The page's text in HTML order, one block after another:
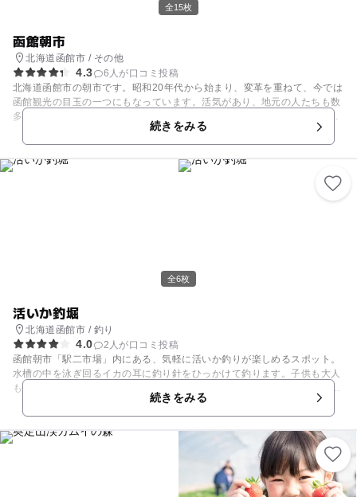
全15枚
函館朝市
北海道函館市 / その他
4.3
6人が口コミ投稿
北海道函館市の朝市です。昭和20年代から始まり、変革を重ねて、今では
函館観光の目玉の一つにもなっています。活気があり、地元の人たちも数
多く訪れるこの場所では、100を超える店舗がひしめいていて、新鮮な海
の幸を思う存分味わうことができます。釣ったイカをその場ですぐにさば
いて、食べることができるイカ釣堀は、小学生のお子様に大人気ですよ。
早朝から開いているので、ちょっぴり早起きして家族で行ってみるのも楽
しそうですね。
続きをみる
全6枚
活いか釣堀
北海道函館市 / 釣り
4.0
2人が口コミ投稿
函館朝市「駅二市場」内にある、気軽に活いか釣りが楽しめるスポット。
水槽の中を泳ぎ回るイカの耳に釣り針をひっかけて釣ります。子供も大人
も楽しめるとあって、場内でも特に多くの人が集まる人気コーナーです。
他の人が釣る様子を見るだけでも十分楽しめるかも♪ 自分で釣ったイカは
2階の食堂に持ち込むと、さばいて刺身にしてくれます。新鮮な活いかの
美味しさをぜひお子さんと一緒に味わってみてくださいね。
続きをみる